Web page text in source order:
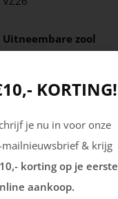
Uitneembare zool
KORTING!
je nu in voor onze
mailnieuwsbrief & krijg
korting op je eerste
aankoop.